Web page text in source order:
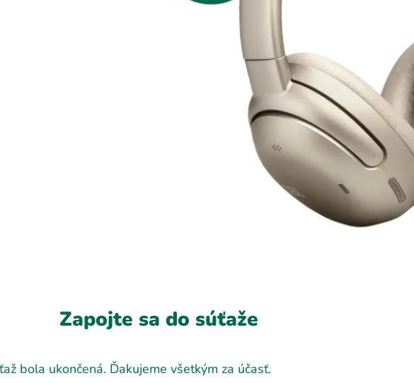
Zapojte sa do súťaže
bola ukončená. Ďakujeme všetkým za účasť.